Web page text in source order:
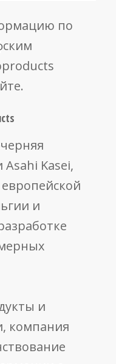
по
Kasei,
европейской
и
и
компания